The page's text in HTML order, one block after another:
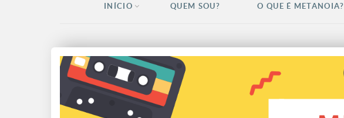
INÍCIO QUEM SOU? O QUE É METANOIA?